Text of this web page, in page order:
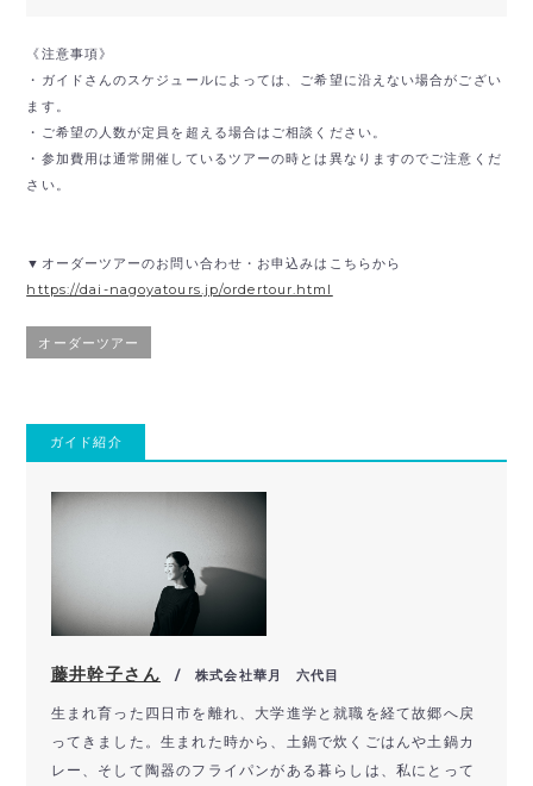
《注意事項》
・ガイドさんのスケジュールによっては、ご希望に沿えない場合がござい
ます。
・ご希望の人数が定員を超える場合はご相談ください。
・参加費用は通常開催しているツアーの時とは異なりますのでご注意くだ
さい。
▼オーダーツアーのお問い合わせ・お申込みはこちらから
https://dai-nagoyatours.jp/ordertour.html
オーダーツアー
ガイド紹介
藤井幹子さん / 株式会社華月 六代目
生まれ育った四日市を離れ、大学進学と就職を経て故郷へ戻
ってきました。生まれた時から、土鍋で炊くごはんや土鍋カ
レー、そして陶器のフライパンがある暮らしは、私にとって